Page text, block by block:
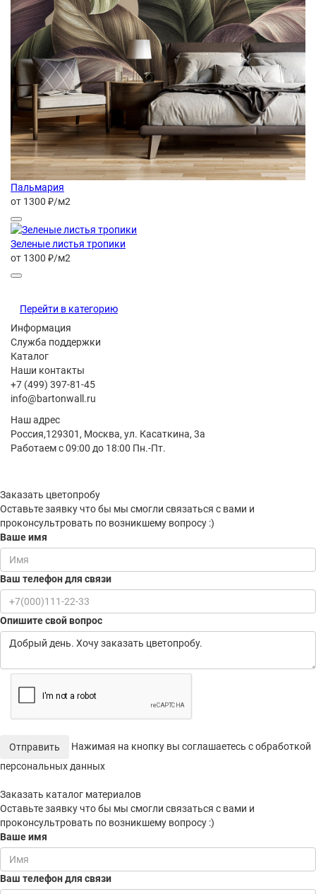
Пальмария
от 1300 ₽/м2
Зеленые листья тропики
от 1300 ₽/м2
Перейти в категорию
Информация
Служба поддержки
Каталог
Наши контакты
+7 (499) 397-81-45
info@bartonwall.ru
Наш адрес
Россия,129301, Москва, ул. Касаткина, 3а
Работаем с 09:00 до 18:00 Пн.-Пт.
Заказать цветопробу
Оставьте заявку что бы мы смогли связаться с вами и
проконсультровать по возникшему вопросу :)
Ваше имя
Ваш телефон для связи
Опишите свой вопрос
Отправить
Нажимая на кнопку вы соглашаетесь с обработкой
персональных данных
Заказать каталог материалов
Оставьте заявку что бы мы смогли связаться с вами и
проконсультровать по возникшему вопросу :)
Ваше имя
Ваш телефон для связи